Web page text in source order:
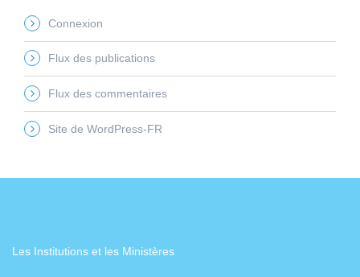
Connexion
Flux des publications
Flux des commentaires
Site de WordPress-FR
Les Institutions et les Ministères